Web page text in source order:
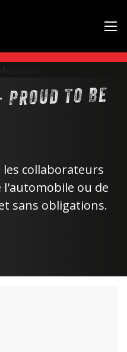
TO BE
collaborateurs
l'automobile ou de
sans obligations.